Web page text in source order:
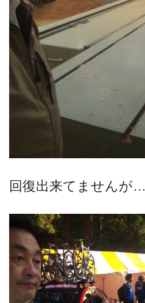
回復出来てませんが…